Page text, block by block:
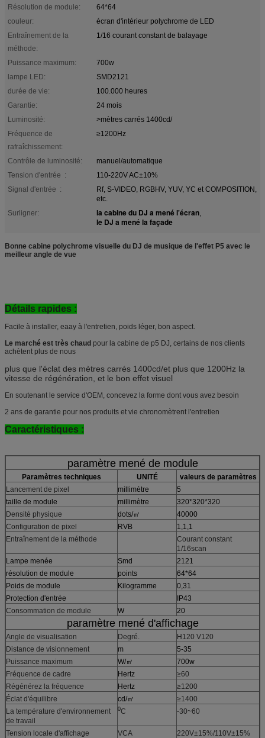
Résolution de module:
64*64
couleur:
écran d'intérieur polychrome de LED
Entraînement de la
méthode:
1/16 courant constant de balayage
Puissance maximum:
700w
lampe LED:
SMD2121
durée de vie:
100.000 heures
Garantie:
24 mois
Luminosité:
>mètres carrés 1400cd/
Fréquence de
rafraîchissement:
≥1200Hz
Contrôle de luminosité:
manuel/automatique
Tension d'entrée :
110-220V AC±10%
Signal d'entrée :
Rf, S-VIDEO, RGBHV, YUV, YC et COMPOSITION,
etc.
Surligner:
la cabine du DJ a mené l'écran,
le DJ a mené la façade
Bonne cabine polychrome visuelle du DJ de musique de l'effet P5 avec le
meilleur angle de vue
Détails rapides :
Facile à installer, eaay à l'entretien, poids léger, bon aspect.
Le marché est très chaud pour la cabine de p5 DJ, certains de nos clients
achètent plus de nous
plus que l'éclat des mètres carrés 1400cd/et plus que 1200Hz la
vitesse de régénération, et le bon effet visuel
En soutenant le service d'OEM, concevez la forme dont vous avez besoin
2 ans de garantie pour nos produits et vie chronomètrent l'entretien
Caractéristiques :
paramètre mené de module
Paramètres techniques UNITÉ
valeurs de paramètres
Lancement de pixel
millimètre
5
taille de module
millimètre
320*320*320
Densité physique
dots/㎡
40000
Configuration de pixel
RVB
1,1,1
Entraînement de la méthode
Courant constant
1/16scan
Lampe menée
Smd
2121
résolution de module
points
64*64
Poids de module
Kilogramme
0,31
Protection d'entrée
IP43
Consommation de module
W 20
paramètre mené d'affichage
Angle de visualisation Degré.
H120 V120
Distance de visionnement
m
5-35
Puissance maximum
W/㎡
700w
Fréquence de cadre
Hertz
≥60
Régénérez la fréquence
Hertz
≥1200
Éclat d'équilibre
cd/㎡
≥1400
La température d'environnement
de travail
0C -30~60
Tension locale d'affichage VCA 220V±15%/110V±15%